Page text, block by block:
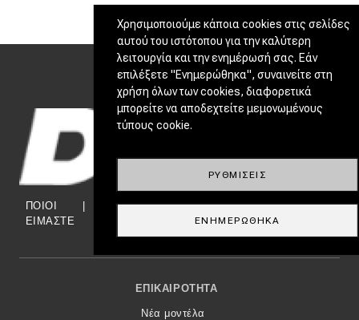
ΠΟΙΟΙ
ΕΙΜΑΣΤΕ
| NEWSLETTER | ΕΠΙΚΟΙΝΩΝΙΑ | TAYTOTHTA
Footer Menu
ΕΠΙΚΑΙΡΌΤΗΤΑ
Νέα μοντέλα
Χρησιμοποιούμε κάποια cookies στις σελίδες
αυτού του ιστότοπου για την καλύτερη
λειτουργία και την ενημέρωσή σας. Εάν
επιλέξετε "Ενημερώθηκα", συναινείτε στη
χρήση όλων των cookies, διαφορετικά
μπορείτε να αποδεχτείτε μεμονωμένους
τύπους cookie.
ΡΥΘΜΊΣΕΙΣ
ΕΝΗΜΕΡΏΘΗΚΑ